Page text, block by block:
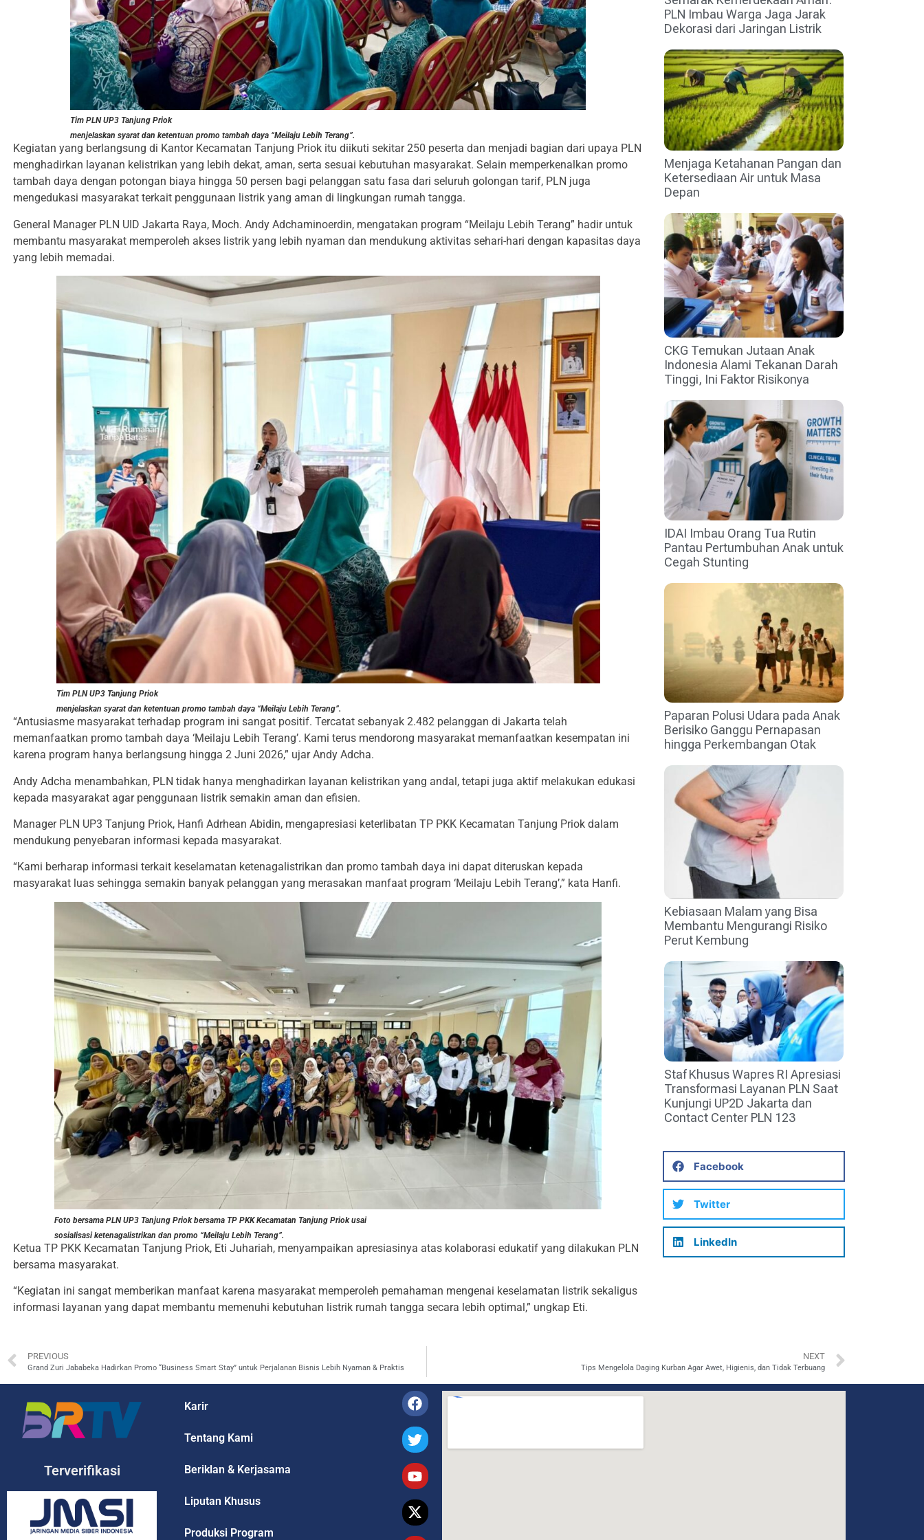
Tim PLN UP3 Tanjung Priok
menjelaskan syarat dan ketentuan promo tambah daya “Meilaju Lebih Terang”.
Kegiatan yang berlangsung di Kantor Kecamatan Tanjung Priok itu diikuti sekitar 250 peserta dan menjadi bagian dari upaya PLN
menghadirkan layanan kelistrikan yang lebih dekat, aman, serta sesuai kebutuhan masyarakat. Selain memperkenalkan promo
tambah daya dengan potongan biaya hingga 50 persen bagi pelanggan satu fasa dari seluruh golongan tarif, PLN juga
mengedukasi masyarakat terkait penggunaan listrik yang aman di lingkungan rumah tangga.
General Manager PLN UID Jakarta Raya, Moch. Andy Adchaminoerdin, mengatakan program “Meilaju Lebih Terang” hadir untuk
membantu masyarakat memperoleh akses listrik yang lebih nyaman dan mendukung aktivitas sehari-hari dengan kapasitas daya
yang lebih memadai.
Tim PLN UP3 Tanjung Priok
menjelaskan syarat dan ketentuan promo tambah daya “Meilaju Lebih Terang”.
“Antusiasme masyarakat terhadap program ini sangat positif. Tercatat sebanyak 2.482 pelanggan di Jakarta telah
memanfaatkan promo tambah daya ‘Meilaju Lebih Terang’. Kami terus mendorong masyarakat memanfaatkan kesempatan ini
karena program hanya berlangsung hingga 2 Juni 2026,” ujar Andy Adcha.
Andy Adcha menambahkan, PLN tidak hanya menghadirkan layanan kelistrikan yang andal, tetapi juga aktif melakukan edukasi
kepada masyarakat agar penggunaan listrik semakin aman dan efisien.
Manager PLN UP3 Tanjung Priok, Hanfi Adrhean Abidin, mengapresiasi keterlibatan TP PKK Kecamatan Tanjung Priok dalam
mendukung penyebaran informasi kepada masyarakat.
“Kami berharap informasi terkait keselamatan ketenagalistrikan dan promo tambah daya ini dapat diteruskan kepada
masyarakat luas sehingga semakin banyak pelanggan yang merasakan manfaat program ‘Meilaju Lebih Terang’,” kata Hanfi.
Foto bersama PLN UP3 Tanjung Priok bersama TP PKK Kecamatan Tanjung Priok usai
sosialisasi ketenagalistrikan dan promo “Meilaju Lebih Terang”.
Ketua TP PKK Kecamatan Tanjung Priok, Eti Juhariah, menyampaikan apresiasinya atas kolaborasi edukatif yang dilakukan PLN
bersama masyarakat.
“Kegiatan ini sangat memberikan manfaat karena masyarakat memperoleh pemahaman mengenai keselamatan listrik sekaligus
informasi layanan yang dapat membantu memenuhi kebutuhan listrik rumah tangga secara lebih optimal,” ungkap Eti.
PLN Imbau Warga Jaga Jarak
Dekorasi dari Jaringan Listrik
Menjaga Ketahanan Pangan dan
Ketersediaan Air untuk Masa
Depan
CKG Temukan Jutaan Anak
Indonesia Alami Tekanan Darah
Tinggi, Ini Faktor Risikonya
IDAI Imbau Orang Tua Rutin
Pantau Pertumbuhan Anak untuk
Cegah Stunting
Paparan Polusi Udara pada Anak
Berisiko Ganggu Pernapasan
hingga Perkembangan Otak
Kebiasaan Malam yang Bisa
Membantu Mengurangi Risiko
Perut Kembung
Staf Khusus Wapres RI Apresiasi
Transformasi Layanan PLN Saat
Kunjungi UP2D Jakarta dan
Contact Center PLN 123
Facebook
Twitter
LinkedIn
PREVIOUS
Grand Zuri Jababeka Hadirkan Promo “Business Smart Stay” untuk Perjalanan Bisnis Lebih Nyaman & Praktis
NEXT
Tips Mengelola Daging Kurban Agar Awet, Higienis, dan Tidak Terbuang
Terverifikasi
Karir
Tentang Kami
Beriklan & Kerjasama
Liputan Khusus
Produksi Program